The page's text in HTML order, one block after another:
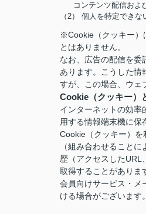
コンテンツ配信およ
（2） 個人を特定でき
※Cookie（クッキー）
とはありません。
なお、広告の配信を委
あります。こうした情
すが、この場合、ウェ
Cookie（クッキー）
インターネットの効率
用する情報端末機に保
Cookie（クッキー）
（組み合わせること
歴（アクセスしたURL
取得することがありま
会員向けサービス・メ
ける場合がございます。